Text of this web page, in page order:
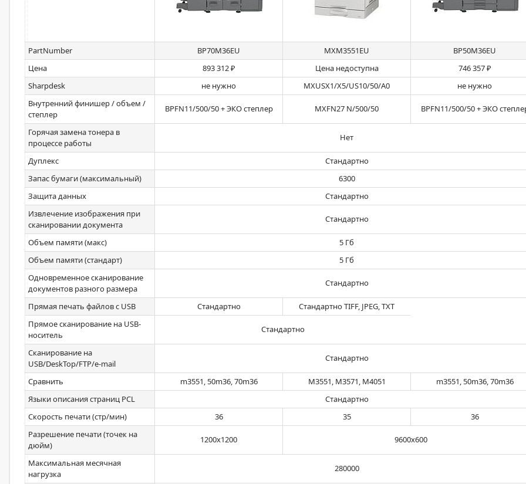
PartNumber BP70M36EU MXM3551EU
BP50M36EU
Цена
893 312 ₽ Цена недоступна
746 357 ₽
Sharpdesk
не нужно MXUSX1/X5/US10/50/A0
не нужно
Внутренний финишер / объем /
степлер
BPFN11/500/50 + ЭКО степлер MXFN27 N/500/50 BPFN11/500/50 + ЭКО
Горячая замена тонера в
процессе работы
Нет
Дуплекс
Стандартно
Запас бумаги (максимальный)
6300
Защита данных
Стандартно
Извлечение изображения при
сканировании документа
Стандартно
Объем памяти (макс)
5 Гб
Объем памяти (стандарт)
5 Гб
Одновременное сканирование
документов разного размера
Стандартно
Прямая печать файлов с USB Стандартно
Стандартно TIFF, JPEG, TXT
Прямое сканирование на USB-
носитель
Стандартно
Сканирование на
USB/DeskTop/FTP/e-mail
Стандартно
Сравнить m3551, 50m36, 70m36 M3551, M3571, M4051
m3551, 50m36, 70m36
Языки описания страниц PCL
Стандартно
Скорость печати (стр/мин)
36 35
36
Разрешение печати (точек на
дюйм)
1200х1200 9600х600
Максимальная месячная
нагрузка
280000